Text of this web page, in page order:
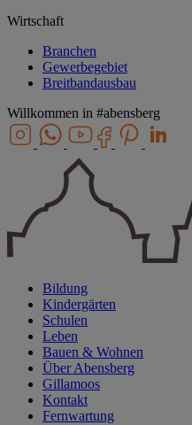
Wirtschaft
Branchen
Gewerbegebiet
Breitbandausbau
Willkommen in #abensberg
Bildung
Kindergärten
Schulen
Leben
Bauen & Wohnen
Über Abensberg
Gillamoos
Kontakt
Fernwartung